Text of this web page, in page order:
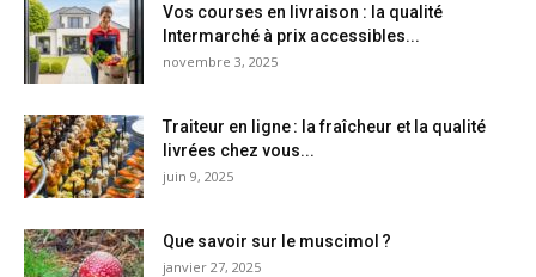
Vos courses en livraison : la qualité
Intermarché à prix accessibles...
novembre 3, 2025
Traiteur en ligne : la fraîcheur et la qualité
livrées chez vous...
juin 9, 2025
Que savoir sur le muscimol ?
janvier 27, 2025